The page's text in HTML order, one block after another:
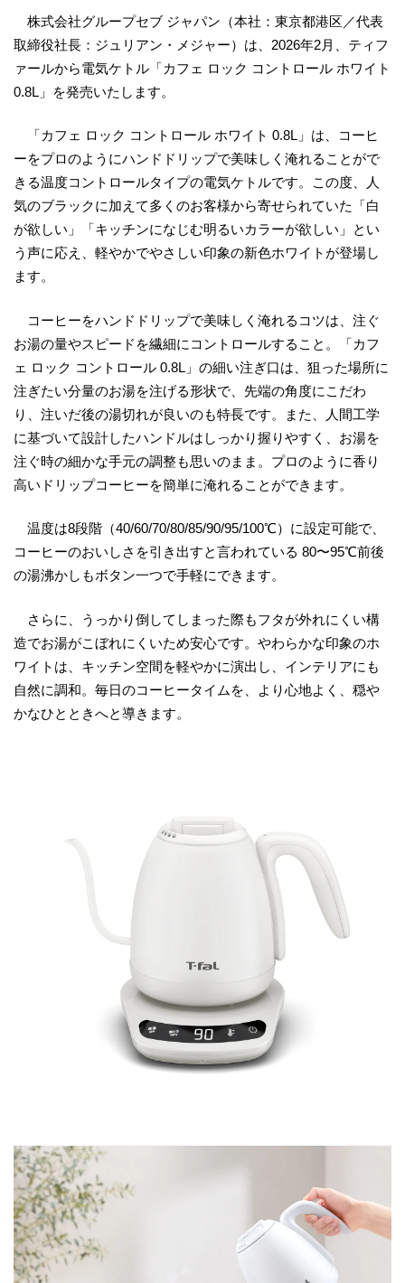
株式会社グループセブ ジャパン（本社：東京都港区／代表
取締役社長：ジュリアン・メジャー）は、2026年2月、ティフ
ァールから電気ケトル「カフェ ロック コントロール ホワイト
0.8L」を発売いたします。
「カフェ ロック コントロール ホワイト 0.8L」は、コーヒ
ーをプロのようにハンドドリップで美味しく淹れることがで
きる温度コントロールタイプの電気ケトルです。この度、人
気のブラックに加えて多くのお客様から寄せられていた「白
が欲しい」「キッチンになじむ明るいカラーが欲しい」とい
う声に応え、軽やかでやさしい印象の新色ホワイトが登場し
ます。
コーヒーをハンドドリップで美味しく淹れるコツは、注ぐ
お湯の量やスピードを繊細にコントロールすること。「カフ
ェ ロック コントロール 0.8L」の細い注ぎ口は、狙った場所に
注ぎたい分量のお湯を注げる形状で、先端の角度にこだわ
り、注いだ後の湯切れが良いのも特長です。また、人間工学
に基づいて設計したハンドルはしっかり握りやすく、お湯を
注ぐ時の細かな手元の調整も思いのまま。プロのように香り
高いドリップコーヒーを簡単に淹れることができます。
温度は8段階（40/60/70/80/85/90/95/100℃）に設定可能で、
コーヒーのおいしさを引き出すと言われている 80〜95℃前後
の湯沸かしもボタン一つで手軽にできます。
さらに、うっかり倒してしまった際もフタが外れにくい構
造でお湯がこぼれにくいため安心です。やわらかな印象のホ
ワイトは、キッチン空間を軽やかに演出し、インテリアにも
自然に調和。毎日のコーヒータイムを、より心地よく、穏や
かなひとときへと導きます。